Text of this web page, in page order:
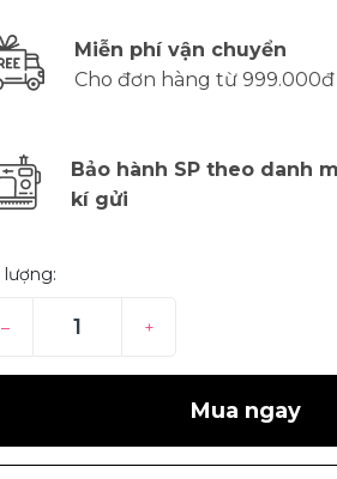
Miễn phí vận chuyển
Cho đơn hàng từ 999.000đ
Bảo hành SP theo danh
kí gửi
lượng:
– +
Mua ngay